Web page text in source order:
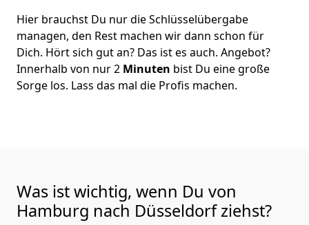
Hier brauchst Du nur die Schlüsselübergabe
managen, den Rest machen wir dann schon für
Dich. Hört sich gut an? Das ist es auch. Angebot?
Innerhalb von nur 2 Minuten bist Du eine große
Sorge los. Lass das mal die Profis machen.
Was ist wichtig, wenn Du von
Hamburg nach Düsseldorfziehst?